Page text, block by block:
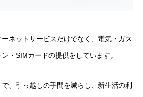
ネットサービスだけでなく、電気・ガス
・SIMカードの提供をしています。
、引っ越しの手間を減らし、新生活の利